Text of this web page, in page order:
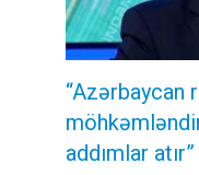
“Azərbaycan
addımlar atır”